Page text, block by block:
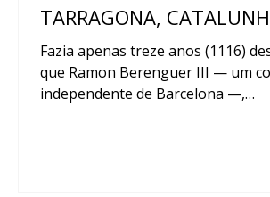
TARRAGONA,
Fazia apenas treze anos (1116)
que Ramon Berenguer III — um
independente de Barcelona —,